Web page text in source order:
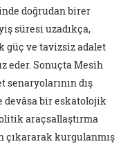
doğrudan birer
süresi uzadıkça,
güç ve tavizsiz adalet
eder. Sonuçta Mesih
dış
bir eskatolojik
araçsallaştırma
çıkararak kurgulanmış